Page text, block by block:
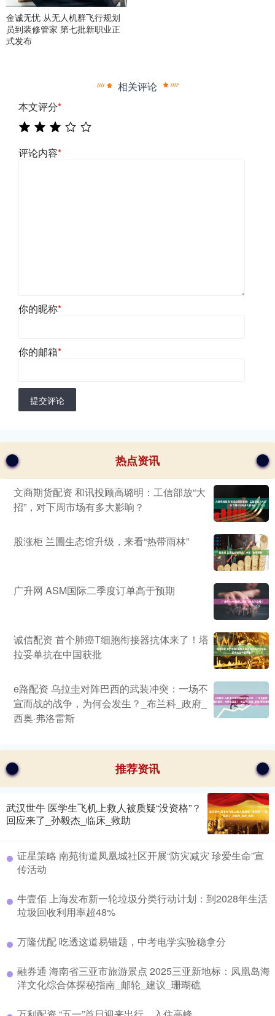
金诚无忧 从无人机群飞行规划
员到装修管家 第七批新职业正
式发布
相关评论
本文评分*
评论内容*
你的昵称*
你的邮箱*
提交评论
热点资讯
文商期货配资 和讯投顾高璐明：工信部放“大
招”，对下周市场有多大影响？
股涨柜 兰圃生态馆升级，来看“热带雨林”
广升网 ASM国际二季度订单高于预期
诚信配资 首个肺癌T细胞衔接器抗体来了！塔
拉妥单抗在中国获批
e路配资 乌拉圭对阵巴西的武装冲突：一场不
宣而战的战争，为何会发生？_布兰科_政府_
西奥·弗洛雷斯
推荐资讯
武汉世牛 医学生飞机上救人被质疑“没资格”？
回应来了_孙毅杰_临床_救助
证星策略 南苑街道凤凰城社区开展“防灾减灾 珍爱生命”宣
传活动
牛壹佰 上海发布新一轮垃圾分类行动计划：到2028年生活
垃圾回收利用率超48%
万隆优配 吃透这道易错题，中考电学实验稳拿分
融券通 海南省三亚市旅游景点 2025三亚新地标：凤凰岛海
洋文化综合体探秘指南_邮轮_建议_珊瑚礁